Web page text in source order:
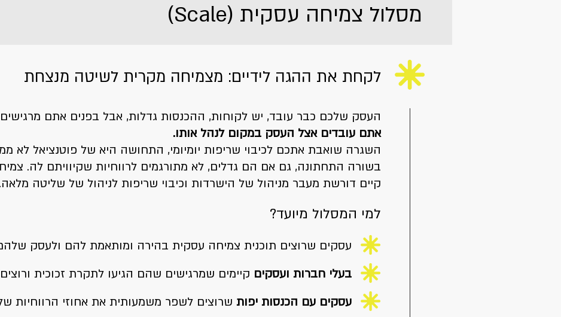
מסלול צמיחה עסקית (Scale)
לקחת את ההגה לידיים: מצמיחה מקרית לשיטה מנצחת
העסק שלכם כבר עובד, יש לקוחות, ההכנסות גדלות, אבל בפנים אתם
אתם עובדים אצל העסק במקום לנהל אותו.
השגרה שואבת אתכם לכיבוי שריפות יומיומי, התחושה היא של פוטנציאל לא
בשורה התחתונה, גם אם הם גדלים, לא מתורגמים לרווחיות שקיוויתם לה.
קיים דורשת מעבר מניהול של הישרדות וכיבוי שריפות לניהול של שליטה מלאה.
למי המסלול מיועד?
עסקים שרוצים תוכנית צמיחה עסקית בהירה ומותאמת להם ולעסק
בעלי חברות ועסקים קיימים שמרגישים שהם הגיעו לתקרת זכוכית
עסקים עם הכנסות יפות שרוצים לשפר משמעותית את אחוזי הרווחיות